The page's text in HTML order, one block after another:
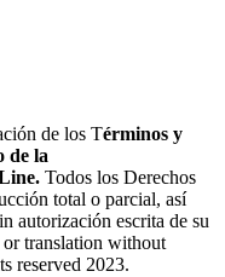
de los Términos y
de la
Todos los Derechos
total o parcial, así
autorización escrita de su
translation without
reserved 2023.